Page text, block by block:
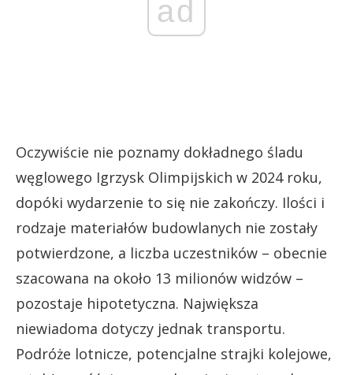
ad
Oczywiście nie poznamy dokładnego śladu
węglowego Igrzysk Olimpijskich w 2024 roku,
dopóki wydarzenie to się nie zakończy. Ilości i
rodzaje materiałów budowlanych nie zostały
potwierdzone, a liczba uczestników – obecnie
szacowana na około 13 milionów widzów –
pozostaje hipotetyczna. Największa
niewiadoma dotyczy jednak transportu.
Podróże lotnicze, potencjalne strajki kolejowe,